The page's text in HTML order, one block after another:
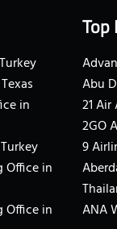
in
Office in
Office in
Top
Abu
21
2GO
9
ANA